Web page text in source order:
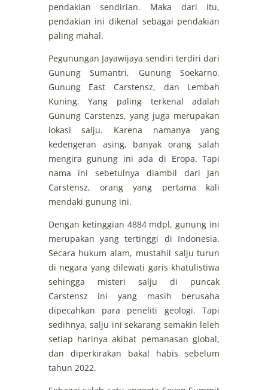
pendakian sendirian. Maka dari itu,
pendakian ini dikenal sebagai pendakian
paling mahal.
Pegunungan Jayawijaya sendiri terdiri dari
Gunung Sumantri, Gunung Soekarno,
Gunung East Carstensz, dan Lembah
Kuning. Yang paling terkenal adalah
Gunung Carstenzs, yang juga merupakan
lokasi salju. Karena namanya yang
kedengeran asing, banyak orang salah
mengira gunung ini ada di Eropa. Tapi
nama ini sebetulnya diambil dari Jan
Carstensz, orang yang pertama kali
mendaki gunung ini.
Dengan ketinggian 4884 mdpl, gunung ini
merupakan yang tertinggi di Indonesia.
Secara hukum alam, mustahil salju turun
di negara yang dilewati garis khatulistiwa
sehingga misteri salju di puncak
Carstensz ini yang masih berusaha
dipecahkan para peneliti geologi. Tapi
sedihnya, salju ini sekarang semakin leleh
setiap harinya akibat pemanasan global,
dan diperkirakan bakal habis sebelum
tahun 2022.